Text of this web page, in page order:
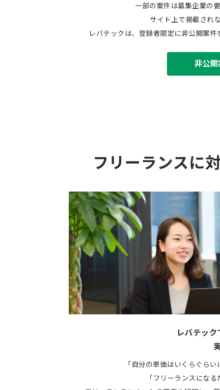
一部の案件は募集企業の
サイト上で掲載され
レバテックは、登録者限定に非公開案
非公
フリーランスに
レバテッ
「自分の単価はいくらぐら
「フリーランスにな